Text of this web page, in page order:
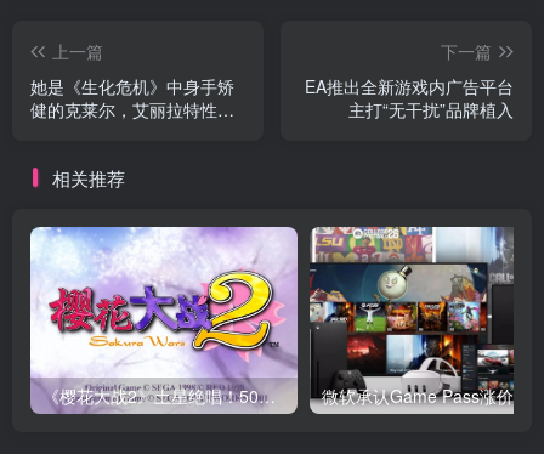
上一篇
她是《生化危机》中身手矫
健的克莱尔，艾丽拉特性感
下一篇
EA推出全新游戏内广告平台
主打“无干扰”品牌植入
相关推荐
《樱花大战2》土星绝唱！50万销量背后竟是机甲与玫瑰的终极浪漫